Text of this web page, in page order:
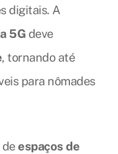
digitais. A
5G deve
, tornando até
para nômades
espaços de